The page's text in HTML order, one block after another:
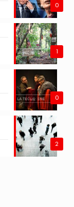
0
1
0
2